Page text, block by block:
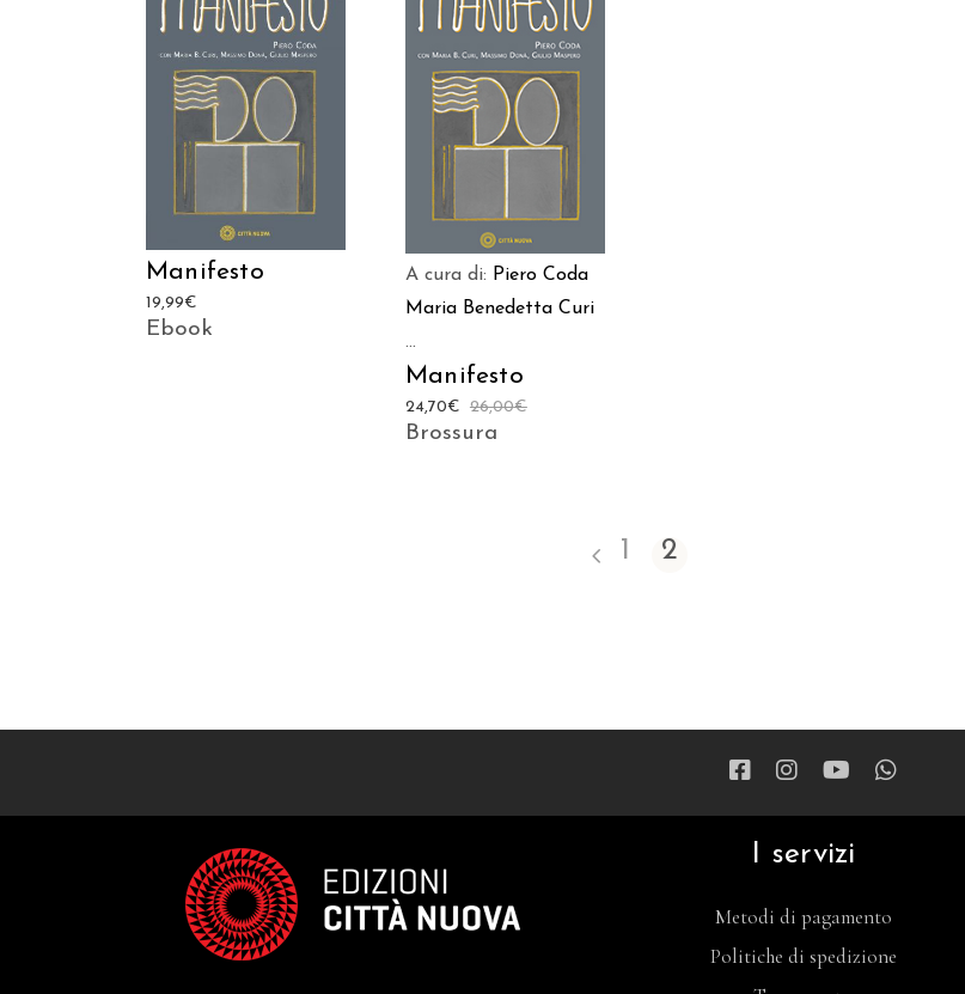
AGGIUNGI AL CARRELLO
Manifesto
19,99€
Ebook
AGGIUNGI AL CARRELLO
A cura di: Piero Coda
Maria Benedetta Curi
...
Manifesto
26,00€
24,70€
Brossura
1 2
I servizi
Metodi di pagamento
Politiche di spedizione